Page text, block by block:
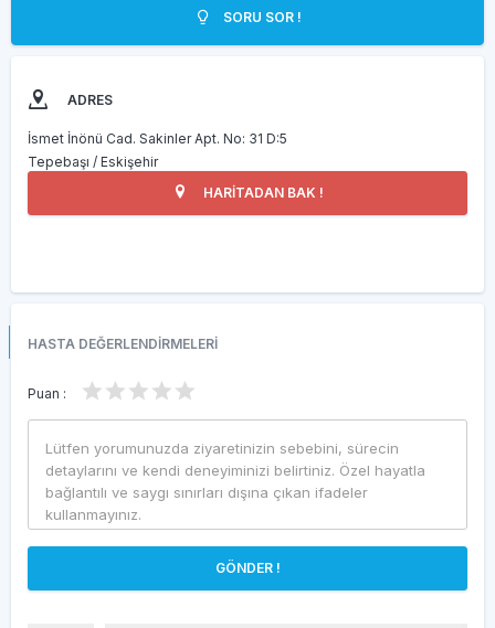
SORU SOR !
ADRES
İsmet İnönü Cad. Sakinler Apt. No: 31 D:5
Tepebaşı / Eskişehir
HARİTADAN BAK !
HASTA DEĞERLENDİRMELERİ
Puan :
GÖNDER !